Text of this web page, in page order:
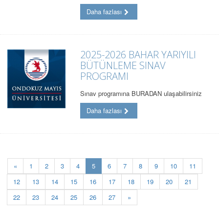
Daha fazlası
2025-2026 BAHAR YARIYILI
BÜTÜNLEME SINAV
PROGRAMI
Sınav programına BURADAN ulaşabilirsiniz
Daha fazlası
« 1 2 3 4 5(current)
6 7 8 9 10
11
12
13 14 15 16 17 18 19 20
21
22
23 24 25 26 27 »